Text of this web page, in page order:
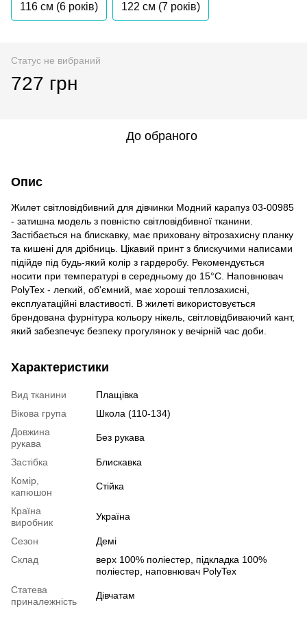
116 см (6 років) 122 см (7 років)
Статус не вибраний
727 грн
До обраного
Опис
Жилет світловідбивний для дівчинки Модний карапуз 03-00985
- затишна модель з повністю світловідбивної тканини.
Застібається на блискавку, має приховану вітрозахисну планку
та кишені для дрібниць. Цікавий принт з блискучими написами
підійде під будь-який колір з гардеробу. Рекомендується
носити при температурі в середньому до 15°С. Наповнювач
PolyTex - легкий, об'ємний, має хороші теплозахисні,
експлуатаційні властивості. В жилеті використовується
брендована фурнітура кольору нікель, світловідбиваючий кант,
який забезпечує безпеку прогулянок у вечірній час доби.
Характеристики
Вид тканини
Плащівка
Вікова група
Школа (110-134)
Довжина
рукава
Без рукава
Застібка
Блискавка
Комір,
капюшон
Стійка
Країна
виробник
Україна
Сезон
Демі
Склад
верх 100% поліестер, пiдкладка 100%
поліестер, наповнювач PolyTex
Статева
приналежність
Дівчатам